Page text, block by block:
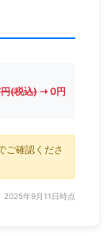
(税込) ⇢ 0円
ご確認くださ
2025年9月11日時点